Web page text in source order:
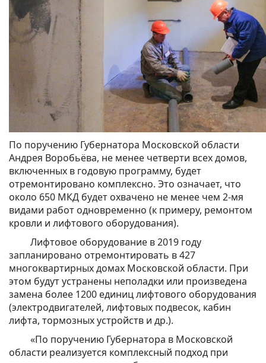
По поручению Губернатора Московской области
Андрея Воробьёва, не менее четверти всех домов,
включенных в годовую программу, будет
отремонтировано комплексно. Это означает, что
около 650 МКД будет охвачено не менее чем 2-мя
видами работ одновременно (к примеру, ремонтом
кровли и лифтового оборудования).
Лифтовое оборудование в 2019 году
запланировано отремонтировать в 427
многоквартирных домах Московской области. При
этом будут устранены неполадки или произведена
замена более 1200 единиц лифтового оборудования
(электродвигателей, лифтовых подвесок, кабин
лифта, тормозных устройств и др.).
«По поручению Губернатора в Московской
области реализуется комплексный подход при